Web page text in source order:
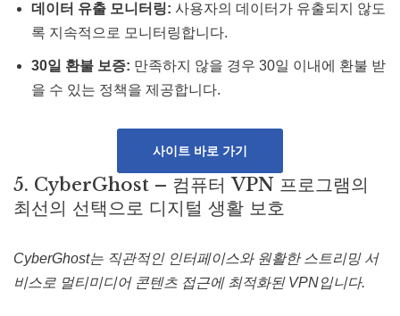
데이터 유출 모니터링: 사용자의 데이터가 유출되지 않도
록 지속적으로 모니터링합니다.
30일 환불 보증: 만족하지 않을 경우 30일 이내에 환불 받
을 수 있는 정책을 제공합니다​.
사이트 바로 가기
5. CyberGhost – 컴퓨터 VPN 프로그램의
최선의 선택으로 디지털 생활 보호
CyberGhost는 직관적인 인터페이스와 원활한 스트리밍 서
비스로 멀티미디어 콘텐츠 접근에 최적화된 VPN입니다.